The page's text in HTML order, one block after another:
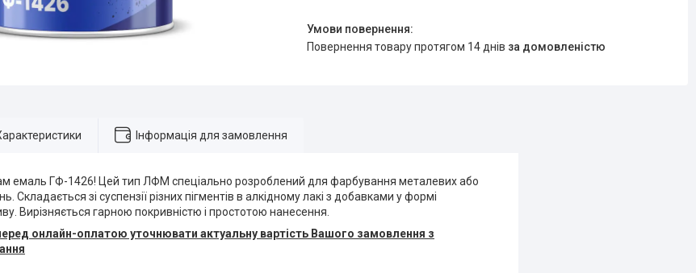
повернення товару протягом 14 днів за домовленістю
Інформація для замовлення
емаль ГФ-1426! Цей тип ЛФМ спеціально розроблений для фарбування металевих або
Складається зі суспензії різних пігментів в алкідному лакі з добавками у формі
Вирізняється гарною покривністю і простотою нанесення.
онлайн-оплатою уточнювати актуальну вартість Вашого замовлення з